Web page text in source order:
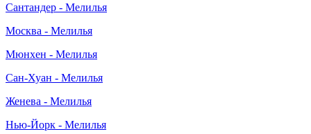
Сантандер - Мелилья
Москва - Мелилья
Мюнхен - Мелилья
Сан-Хуан - Мелилья
Женева - Мелилья
Нью-Йорк - Мелилья